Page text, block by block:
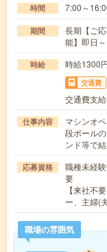
時間 7:00～
期間
長期【ご
能】即日～
時給 時給1300
交通費
交通費支給
仕事内容
マシンオ
段ボール
ンド等で
応募資格
職種未経
要
【来社不
ー、主婦(
職場の雰囲気